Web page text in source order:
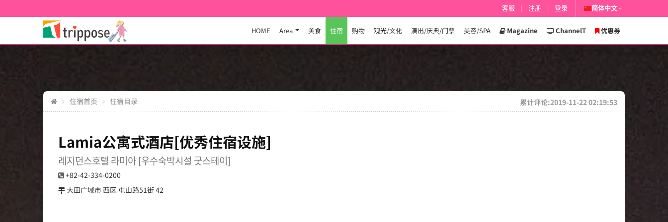
HOME Area 美食 住宿 购物 观光/文化 演出/庆典/门票 美容/SPA Magazine ChannelT 优惠券
客服 注册 登录 简体中文
住宿首页 住宿目录 累计评论:2019-11-22 02:19:53
Lamia公寓式酒店[优秀住宿设施]
레지던스호텔 라미아 [우수숙박시설 굿스테이]
+82-42-334-0200
大田广域市 西区 屯山路51街 42